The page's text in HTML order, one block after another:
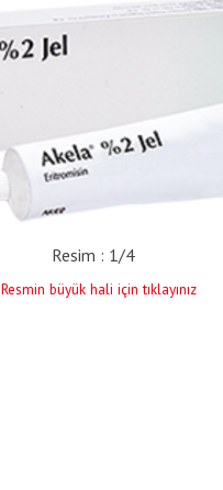
Resim : 1/4
Resmin büyük hali için tıklayınız